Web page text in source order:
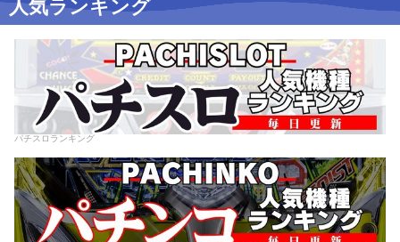
人気ランキング
パチスロランキング